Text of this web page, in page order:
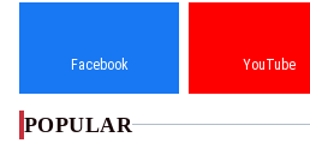
Facebook YouTube
POPULAR